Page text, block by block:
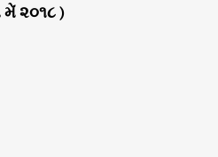
૨૦૧૮ )